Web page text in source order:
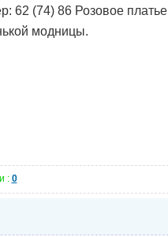
62 (74) 86 Розовое
модницы.
: 0